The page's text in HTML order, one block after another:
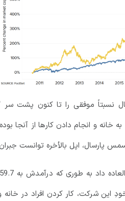
نسبتاً موفقی را تا کنون پشت سر
پارسال، اپل بالأخره توانست
شرکت، کار کردن افراد در خانه